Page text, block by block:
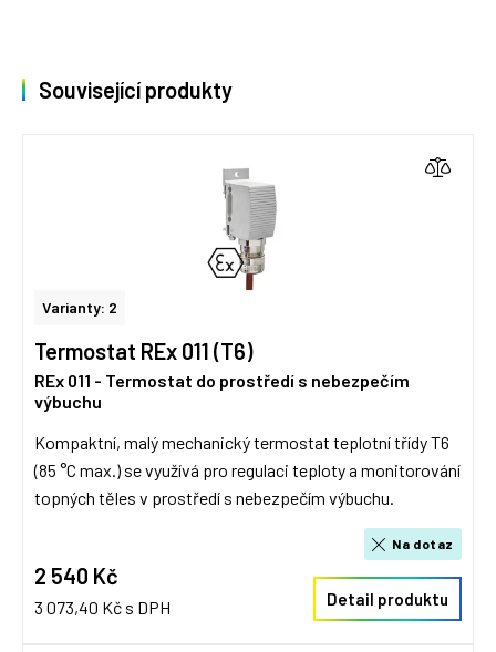
Související produkty
Varianty: 2
Termostat REx 011 (T6)
REx 011 - Termostat do prostředí s nebezpečím
výbuchu
Kompaktní, malý mechanický termostat teplotní třídy T6
(85 °C max.) se využívá pro regulaci teploty a monitorování
topných těles v prostředí s nebezpečím výbuchu.
2 540 Kč
3 073,40 Kč s DPH
Na dotaz
Detail produktu